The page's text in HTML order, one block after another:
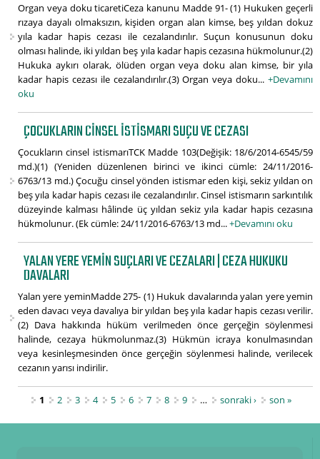
Organ veya doku ticaretiCeza kanunu Madde 91- (1) Hukuken geçerli
rızaya dayalı olmaksızın, kişiden organ alan kimse, beş yıldan dokuz
yıla kadar hapis cezası ile cezalandırılır. Suçun konusunun doku
olması halinde, iki yıldan beş yıla kadar hapis cezasına hükmolunur.(2)
Hukuka aykırı olarak, ölüden organ veya doku alan kimse, bir yıla
kadar hapis cezası ile cezalandırılır.(3) Organ veya doku... +Devamını
oku
ÇOCUKLARIN CINSEL İSTISMARI SUÇU VE CEZASI
Çocukların cinsel istismarıTCK Madde 103(Değişik: 18/6/2014-6545/59
md.)(1) (Yeniden düzenlenen birinci ve ikinci cümle: 24/11/2016-
6763/13 md.) Çocuğu cinsel yönden istismar eden kişi, sekiz yıldan on
beş yıla kadar hapis cezası ile cezalandırılır. Cinsel istismarın sarkıntılık
düzeyinde kalması hâlinde üç yıldan sekiz yıla kadar hapis cezasına
hükmolunur. (Ek cümle: 24/11/2016-6763/13 md...+Devamını oku
YALAN YERE YEMIN SUÇLARI VE CEZALARI | CEZA HUKUKU
DAVALARI
Yalan yere yeminMadde 275- (1) Hukuk davalarında yalan yere yemin
eden davacı veya davalıya bir yıldan beş yıla kadar hapis cezası verilir.
(2) Dava hakkında hüküm verilmeden önce gerçeğin söylenmesi
halinde, cezaya hükmolunmaz.(3) Hükmün icraya konulmasından
veya kesinleşmesinden önce gerçeğin söylenmesi halinde, verilecek
cezanın yarısı indirilir.
Sayfalar
1 2 3 4 5 6 7 8 9 … sonraki › son »